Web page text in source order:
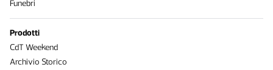
Funebri
Prodotti
CdT Weekend
Archivio Storico